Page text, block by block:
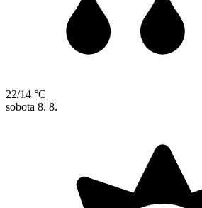
22/14 °C
sobota 8. 8.